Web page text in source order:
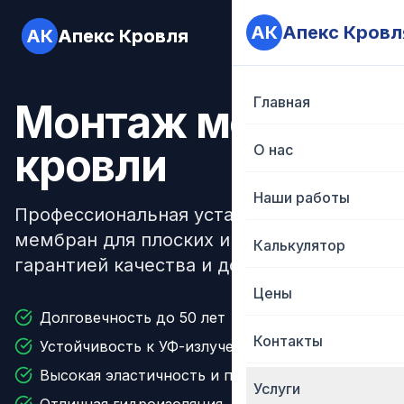
АК Апекс Кровля Услуги О нас
АК Апекс
Главная
О нас
Наши работы
Калькулятор
Цены
Контакты
Услуги
АК Апекс Кровля Услуги О нас
АК Апекс
Главная
О нас
Наши работы
Калькулятор
Цены
Контакты
Услуги
Монтаж
кровли
Профессиональная установка
мембран для плоских и малоуклонных
гарантией качества и долговечности
Долговечность до 50 лет
Устойчивость к УФ-излучению
Высокая эластичность и прочность